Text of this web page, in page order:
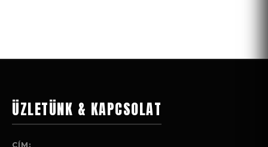
ÜZLETÜNK & KAPCSOLAT
CÍM: